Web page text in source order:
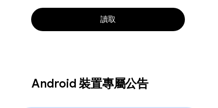
讀取
Android 裝置專屬公告